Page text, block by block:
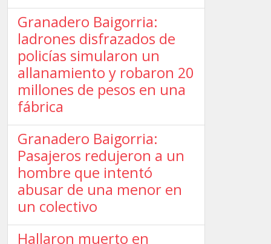
Granadero Baigorria:
ladrones disfrazados de
policías simularon un
allanamiento y robaron 20
millones de pesos en una
fábrica
Granadero Baigorria:
Pasajeros redujeron a un
hombre que intentó
abusar de una menor en
un colectivo
Hallaron muerto en